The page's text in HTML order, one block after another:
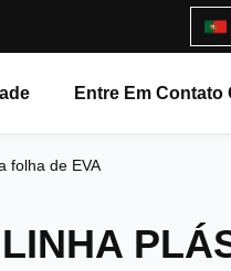
Entre Em Contato
folha de EVA